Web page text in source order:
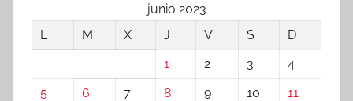
junio 2023
L
M X J V S
D
1
2 3
4
5
6 7 8 9 10
11